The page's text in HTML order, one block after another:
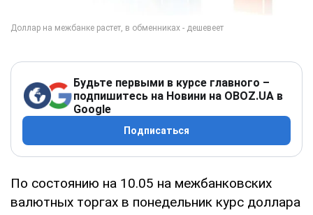
Будьте первыми в курсе главного –
подпишитесь на Новини на OBOZ.UA в
Google
Подписаться
По состоянию на 10.05 на межбанковских
валютных торгах в понедельник курс доллара